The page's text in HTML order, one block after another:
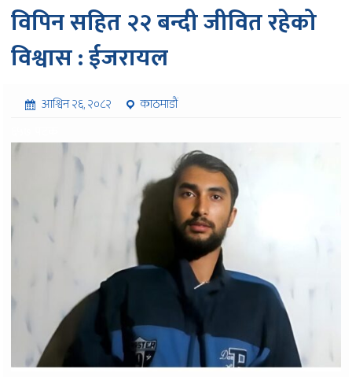
विपिन सहित २२ बन्दी जीवित रहेको
विश्वास : ईजरायल
आश्विन २६, २०८२
काठमाडौं